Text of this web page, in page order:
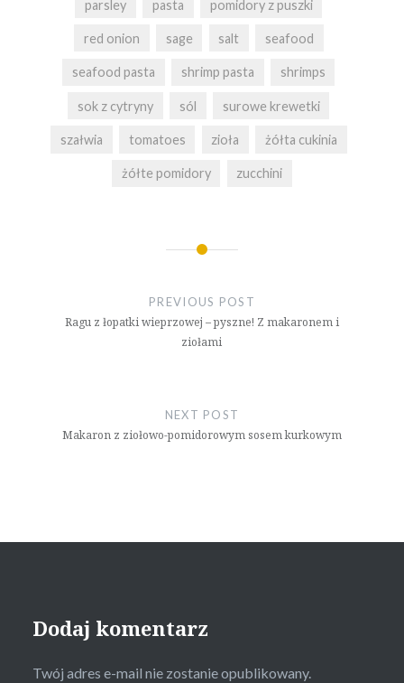
parsley pasta pomidory z puszki
red onion sage salt seafood
seafood pasta shrimp pasta shrimps
sok z cytryny sól surowe krewetki
szałwia tomatoes zioła żółta cukinia
żółte pomidory zucchini
PREVIOUS POST
Ragu z łopatki wieprzowej – pyszne! Z makaronem i
ziołami
NEXT POST
Makaron z ziołowo-pomidorowym sosem kurkowym
Dodaj komentarz
Twój adres e-mail nie zostanie opublikowany.